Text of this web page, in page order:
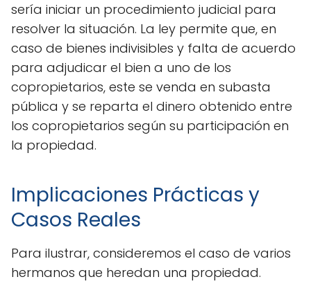
sería iniciar un procedimiento judicial para
resolver la situación. La ley permite que, en
caso de bienes indivisibles y falta de acuerdo
para adjudicar el bien a uno de los
copropietarios, este se venda en subasta
pública y se reparta el dinero obtenido entre
los copropietarios según su participación en
la propiedad.
Implicaciones Prácticas y
Casos Reales
Para ilustrar, consideremos el caso de varios
hermanos que heredan una propiedad.